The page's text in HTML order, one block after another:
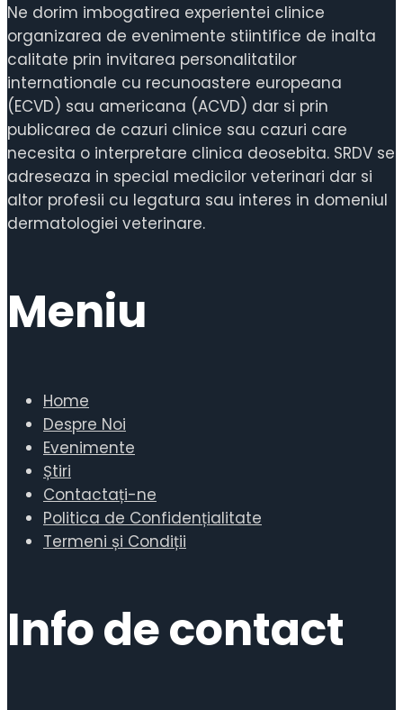
Ne dorim imbogatirea experientei clinice
organizarea de evenimente stiintifice de inalta
calitate prin invitarea personalitatilor
internationale cu recunoastere europeana
(ECVD) sau americana (ACVD) dar si prin
publicarea de cazuri clinice sau cazuri care
necesita o interpretare clinica deosebita. SRDV se
adreseaza in special medicilor veterinari dar si
altor profesii cu legatura sau interes in domeniul
dermatologiei veterinare.
Meniu
Home
Despre Noi
Evenimente
Știri
Contactați-ne
Politica de Confidențialitate
Termeni și Condiții
Info de contact